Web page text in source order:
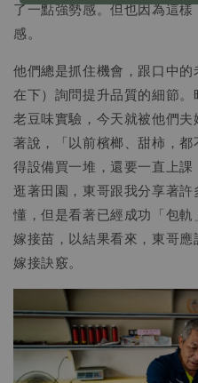
了一點強勢感。但也因為這
感。
他們總是抓住機會，跟口中
在下）詢問提升品質的細節
老豆味實驗，今天就被他們
著說，「以前檳榔、甜柿，都
得設備買一堆，還要一直上課
逛著田園，東哥跟我分享著
懂，但是看著已經成功「包
嫁接苗，以結果看來，東哥
嫁接訣竅。